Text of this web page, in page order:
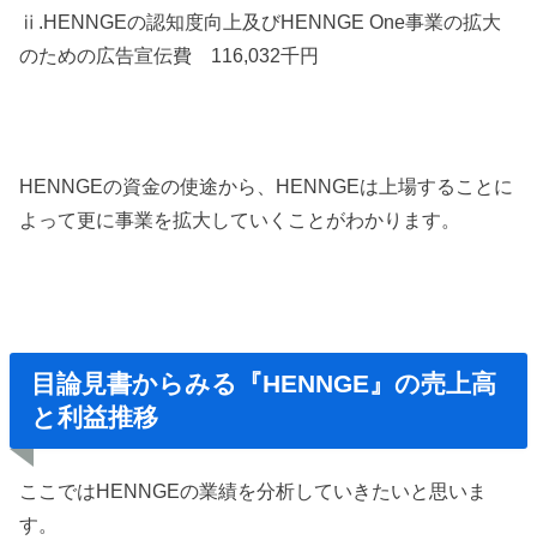
ⅱ.HENNGEの認知度向上及びHENNGE One事業の拡大
のための広告宣伝費 116,032千円
HENNGEの資金の使途から、HENNGEは上場することに
よって更に事業を拡大していくことがわかります。
目論見書からみる『HENNGE』の売上高
と利益推移
ここではHENNGEの業績を分析していきたいと思いま
す。